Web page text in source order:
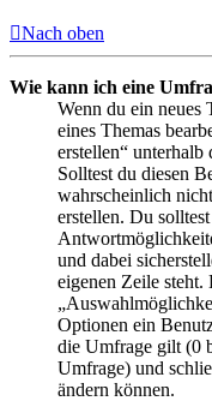
Nach oben
Wie kann ich eine
Wenn du ein neues
eines Themas
erstellen“ unterhalb
Solltest du diesen
wahrscheinlich
erstellen. Du
und dabei
eigenen Zeile steht.
Optionen ein
die Umfrage gilt (0
Umfrage) und
ändern können.